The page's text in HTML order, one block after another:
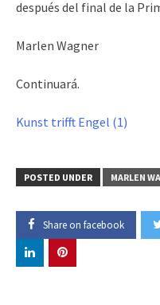
después del final de la
Marlen Wagner
Continuará.
Kunst trifft Engel (1)
POSTED UNDER MARLEN
Share on facebook